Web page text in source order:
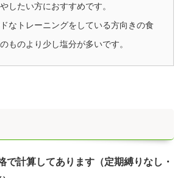
したい方におすすめです。
なトレーニングをしている方向きの食
ものより少し塩分が多いです。
計算してあります（定期縛りなし・